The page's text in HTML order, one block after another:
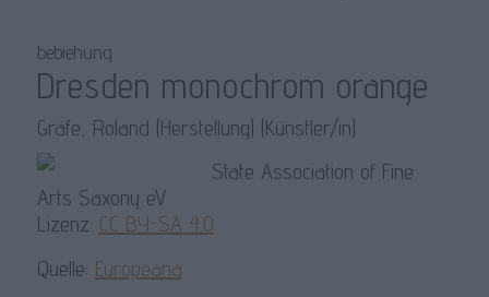
bebiehung
Dresden monochrom orange
Gräfe, Roland (Herstellung) (Künstler/in)
State Association of Fine
Arts Saxony eV
Lizenz: CC BY-SA 4.0
Quelle: Europeana